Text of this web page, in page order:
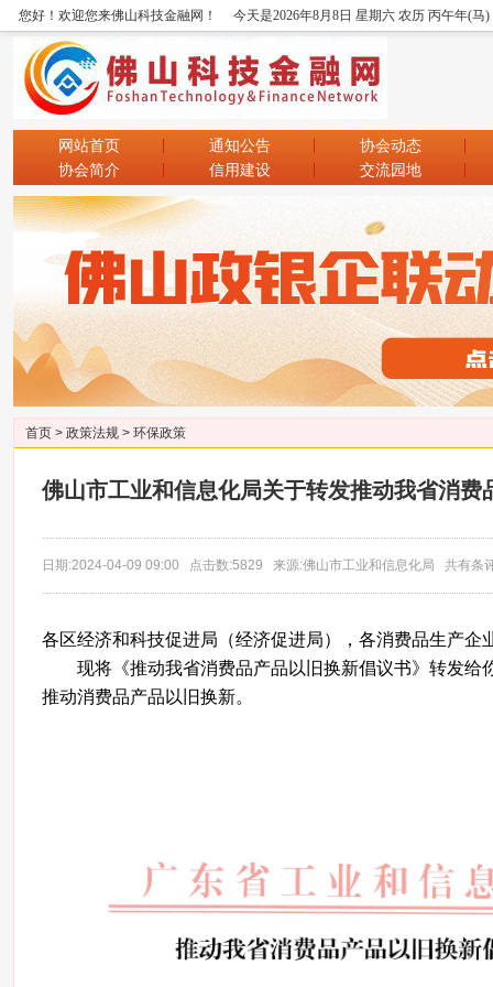
您好！欢迎您来佛山科技金融网！ 今天是2026年8月8日 星期六 农历 丙午年(马
网站首页 通知公告
协会动态
协会简介
信用建设 交流园地
首页 > 政策法规 > 环保政策
佛山市工业和信息化局关于转发推动我省消费
日期:2024-04-09 09:00 点击数:5829 来源:佛山市工业和信息化局 共有条
各区经济和科技促进局（经济促进局），各消费品生产企
现将《推动我省消费品产品以旧换新倡议书》转发给
推动消费品产品以旧换新。